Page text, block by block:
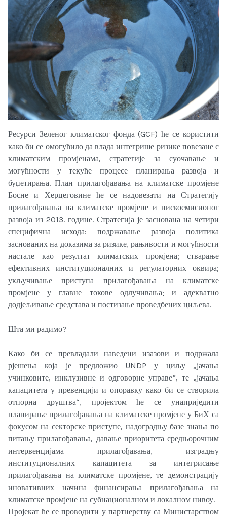
Ресурси Зеленог климатског фонда (GCF) ће се користити
како би се омогућило да влада интегрише ризике повезане с
климатским промјенама, стратегије за суочавање и
могућности у текуће процесе планирања развоја и
буџетирања. План прилагођавања на климатске промјене
Босне и Херцеговине ће се надовезати на Стратегију
прилагођавања на климатске промјене и нискоемисионог
развоја из 2013. године. Стратегија је заснована на четири
специфична исхода: подржавање развоја политика
заснованих на доказима за ризике, рањивости и могућности
настале као резултат климатских промјена; стварање
ефективних институционалних и регулаторних оквира;
укључивање приступа прилагођавања на климатске
промјене у главне токове одлучивања; и адекватно
додјељивање средстава и постизање проведбених циљева.
Шта ми радимо?
Како би се превладали наведени изазови и подржала
рјешења која је предложио UNDP у циљу „јачања
учинковите, инклузивне и одговорне управе“, те „јачања
капацитета у превенцији и опоравку како би се створила
отпорна друштва“, пројектом ће се унаприједити
планирање прилагођавања на климатске промјене у БиХ са
фокусом на секторске приступе, надоградњу базе знања по
питању прилагођавања, давање приоритета средњорочним
интервенцијама прилагођавања, изградњу
институционалних капацитета за интегрисање
прилагођавања на климатске промјене, те демонстрацију
иновативних начина финансирања прилагођавања на
климатске промјене на субнационалном и локалном нивоу.
Пројекат ће се проводити у партнерству са Министарством